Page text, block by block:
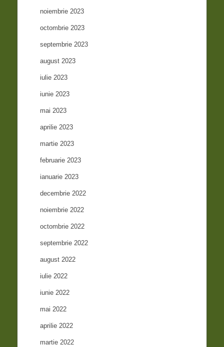
noiembrie 2023
octombrie 2023
septembrie 2023
august 2023
iulie 2023
iunie 2023
mai 2023
aprilie 2023
martie 2023
februarie 2023
ianuarie 2023
decembrie 2022
noiembrie 2022
octombrie 2022
septembrie 2022
august 2022
iulie 2022
iunie 2022
mai 2022
aprilie 2022
martie 2022